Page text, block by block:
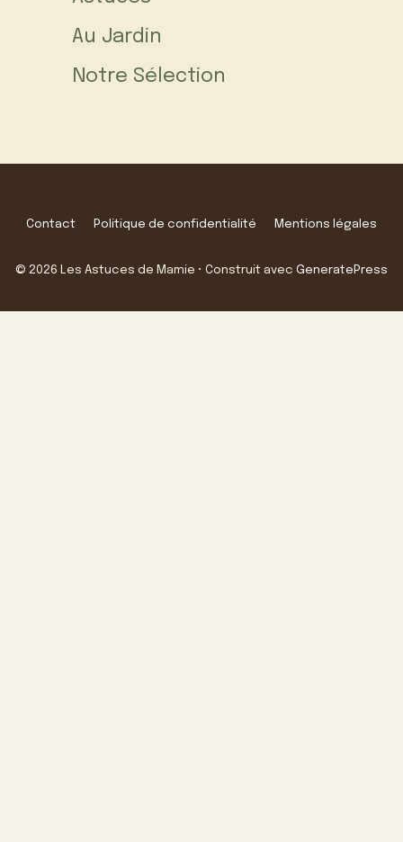
Au Jardin
Notre Sélection
Contact Politique de confidentialité Mentions légales
© 2026 Les Astuces de Mamie • Construit avec GeneratePress